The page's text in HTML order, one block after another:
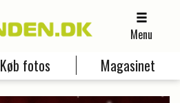
Menu
Køb fotos Magasinet